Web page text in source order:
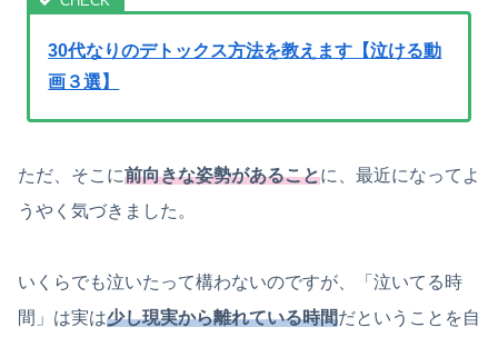
30代なりのデトックス方法を教えます【泣ける動
画３選】
ただ、そこに前向きな姿勢があることに、最近になってよ
うやく気づきました。
いくらでも泣いたって構わないのですが、「泣いてる時
間」は実は少し現実から離れている時間だということを自